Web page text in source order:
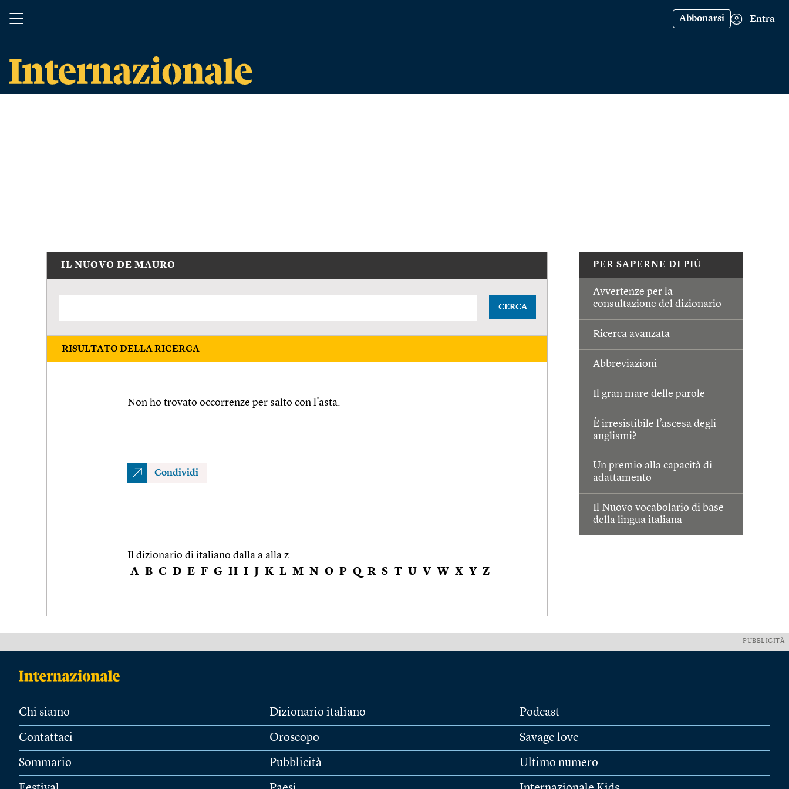
Abbonarsi Entra
PER SAPERNE DI PIÙ
Avvertenze per la
consultazione del dizionario
Ricerca avanzata
Abbreviazioni
Il gran mare delle parole
È irresistibile l’ascesa degli
anglismi?
Un premio alla capacità di
adattamento
Il Nuovo vocabolario di base
della lingua italiana
IL NUOVO DE MAURO
CERCA
RISULTATO DELLA RICERCA
Non ho trovato occorrenze per salto con l'asta.
Condividi
Il dizionario di italiano dalla a alla z
A B C D E F G H I J K L M N O P Q R S T U V W X Y Z
PUBBLICITÀ
Chi siamo
Contattaci
Sommario
Dizionario italiano
Oroscopo
Pubblicità
Podcast
Savage love
Ultimo numero